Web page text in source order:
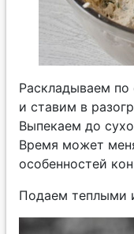
Раскладываем
и ставим в
Выпекаем до
Время может
особенностей
Подаем теплыми